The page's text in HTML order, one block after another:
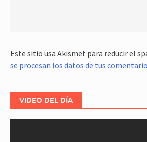
Este sitio usa Akismet para reducir el
se procesan los datos de tus
VIDEO DEL DÍA